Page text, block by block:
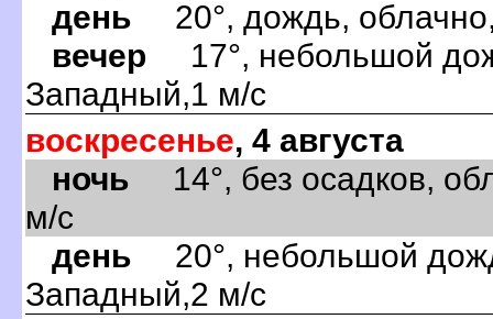
день 20°, дождь,
вечер 17°, небольшой
Западный,1 м/с
воскресенье, 4 августа
ночь 14°, без осадков,
м/с
день 20°, небольшой
Западный,2 м/с